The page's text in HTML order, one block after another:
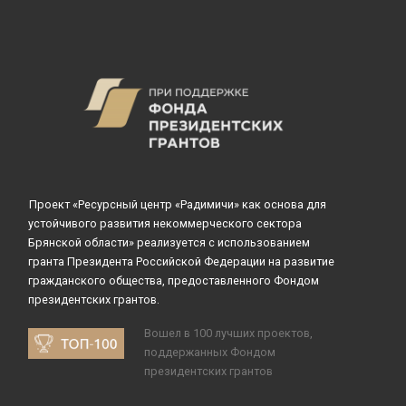
Проект «Ресурсный центр «Радимичи» как основа для
устойчивого развития некоммерческого сектора
Брянской области» реализуется с использованием
гранта Президента Российской Федерации на развитие
гражданского общества, предоставленного Фондом
президентских грантов.
Вошел в 100 лучших проектов,
поддержанных Фондом
президентских грантов